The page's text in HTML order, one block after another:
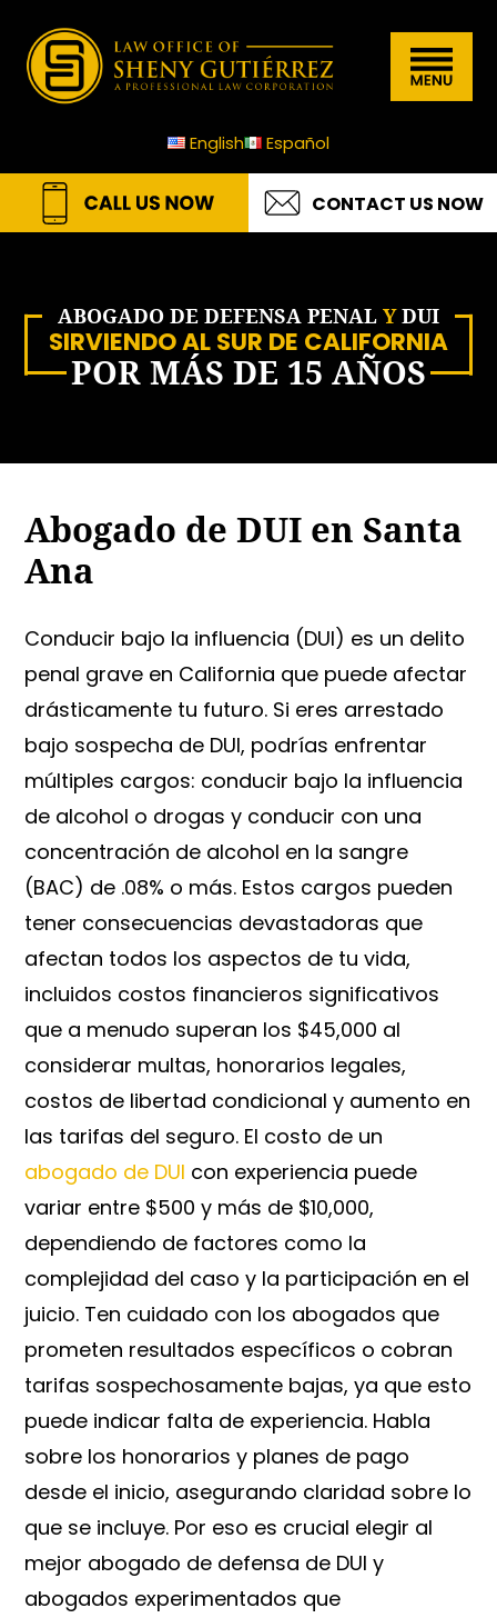
primary
main
primary
footer
Law
Office
Sheny
A.P.L.C
English Español
Menu
CONTACT US NOW
ABOGADO DE DEFENSA PENAL YDUI
SIRVIENDO AL SUR DE CALIFORNIA
POR MÁS DE 15 AÑOS
Abogado de DUI en Santa
Ana
Conducir bajo la influencia (DUI) es un delito
penal grave en California que puede afectar
drásticamente tu futuro. Si eres arrestado
bajo sospecha de DUI, podrías enfrentar
múltiples cargos: conducir bajo la influencia
de alcohol o drogas y conducir con una
concentración de alcohol en la sangre
(BAC) de .08% o más. Estos cargos pueden
tener consecuencias devastadoras que
afectan todos los aspectos de tu vida,
incluidos costos financieros significativos
que a menudo superan los $45,000 al
considerar multas, honorarios legales,
costos de libertad condicional y aumento en
las tarifas del seguro. El costo de un
abogado de DUI con experiencia puede
variar entre $500 y más de $10,000,
dependiendo de factores como la
complejidad del caso y la participación en el
juicio. Ten cuidado con los abogados que
prometen resultados específicos o cobran
tarifas sospechosamente bajas, ya que esto
puede indicar falta de experiencia. Habla
sobre los honorarios y planes de pago
desde el inicio, asegurando claridad sobre lo
que se incluye. Por eso es crucial elegir al
mejor abogado de defensa de DUI y
abogados experimentados que